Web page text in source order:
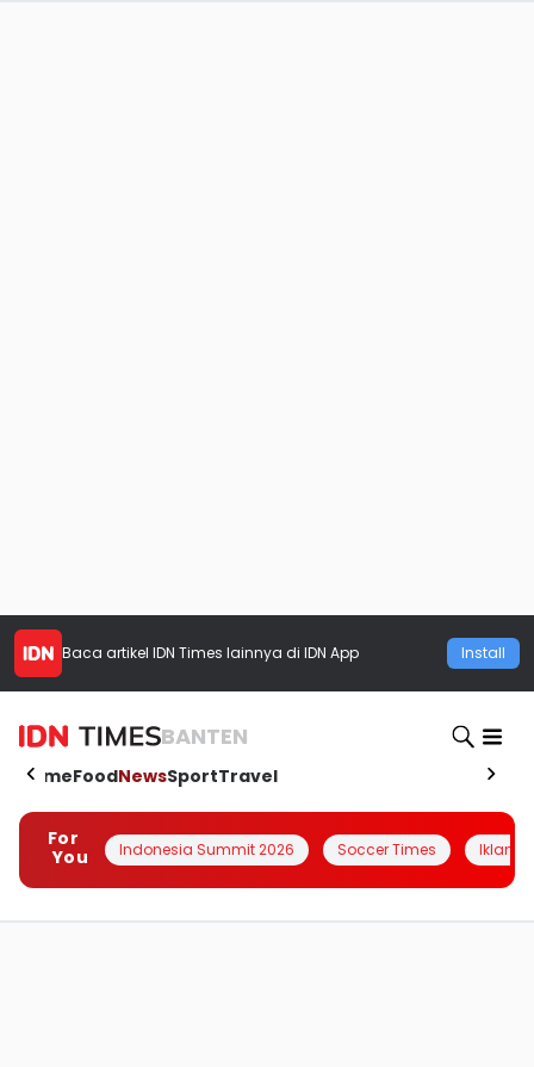
Baca artikel IDN Times lainnya di IDN App Install
BANTEN
HomeFoodNewsSportTravel
For
You
Indonesia Summit 2026 Soccer Times Iklanin